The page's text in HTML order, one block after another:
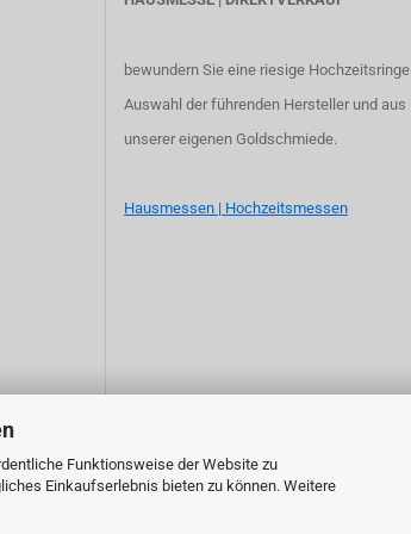
Funktionsweise der Website zu
Einkaufserlebnis bieten zu können. Weitere
bewundern Sie eine riesige Hochzeitsringe
Auswahl der führenden Hersteller und aus
unserer eigenen Goldschmiede.
Hausmessen | Hochzeitsmessen